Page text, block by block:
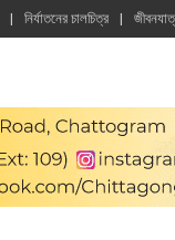
নির্যাতনের চালচিত্র